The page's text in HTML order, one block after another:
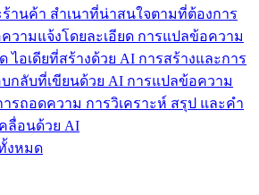
ร้านค้า สำเนาที่น่าสนใจตามที่ต้องการ
วามแจ้งโดยละเอียด การแปลข้อความ
ไอเดียที่สร้างด้วย AI การสร้างและการ
กลับที่เขียนด้วย AI การแปลข้อความ
ารถอดความ การวิเคราะห์ สรุป และคำ
ลื่อนด้วย AI
งหมด